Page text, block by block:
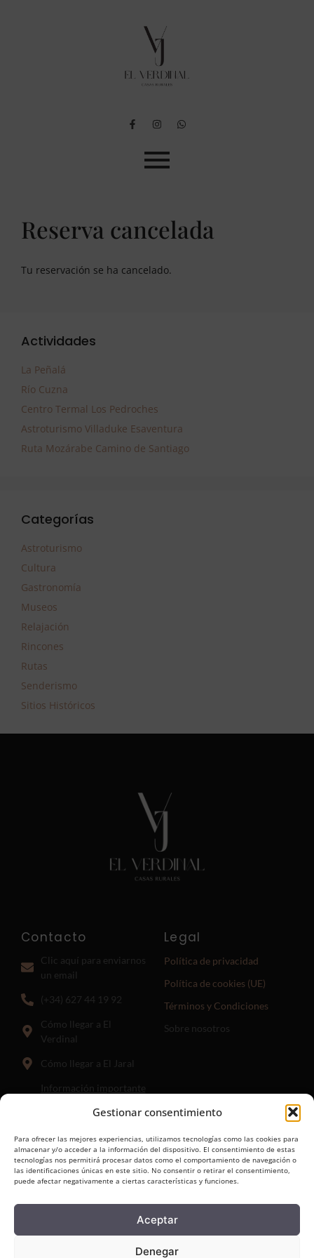
Gestionar consentimiento
Para ofrecer las mejores experiencias, utilizamos tecnologías como las cookies para
almacenar y/o acceder a la información del dispositivo. El consentimiento de estas
tecnologías nos permitirá procesar datos como el comportamiento de navegación o
las identificaciones únicas en este sitio. No consentir o retirar el consentimiento,
puede afectar negativamente a ciertas características y funciones.
Aceptar
Denegar
Reserva cancelada
Tu reservación se ha cancelado.
Actividades
La Peñalá
Río Cuzna
Centro Termal Los Pedroches
Astroturismo Villaduke Esaventura
Ruta Mozárabe Camino de Santiago
Categorías
Astroturismo
Cultura
Gastronomía
Museos
Relajación
Rincones
Rutas
Senderismo
Sitios Históricos
Contacto
Clic aquí para enviarnos
un email
(+34) 627 44 19 92
Cómo llegar a El
Verdinal
Cómo llegar a El Jaral
Información importante
punto hasta el que guía el
comienza el camino de
menos de 1km.
Legal
Política de privacidad
Política de cookies (UE)
Términos y Condiciones
Sobre nosotros
Síguenos
Copyright © 2024 El Verdinal | Desarrollado por